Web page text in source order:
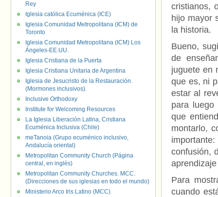
cristianos,
hijo mayor
la historia.
Bueno,
de
juguete en
que es, ni
estar al
para
que
montarlo,
confusión,
Para
cuando
Rey
Iglesia católica Ecuménica (ICE)
Iglesia Comunidad Metropolitana (ICM) de
Toronto
Iglesia Comunidad Metropolitana (ICM) Los
Ángeles-EE.UU.
Iglesia Cristiana de la Puerta
Iglesia Cristiana Unitaria de Argentina
Iglesia de Jesucristo de la Restauración.
(Mormones inclusivos).
Inclusive Orthodoxy
Institute for Welcoming Resources
La Iglesia Liberación Latina, Cristiana
Ecuménica Inclusiva (Chile)
meTanoia (Grupo ecuménico inclusivo,
Andalucía oriental)
Metropolitan Community Church (Página
central, en inglés)
Metropolitan Community Churches. MCC.
(Direcciones de sus iglesias en todo el mundo)
Ministerio Arco Iris Latino (MCC)